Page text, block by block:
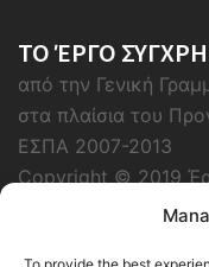
ΤΟ ΈΡΓΟ
από την Γενική
στα πλαίσια του
ΕΣΠΑ 2007-2013
Copyright © 2019